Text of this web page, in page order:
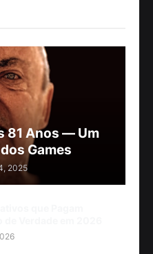
81 Anos — Um
Games
2025